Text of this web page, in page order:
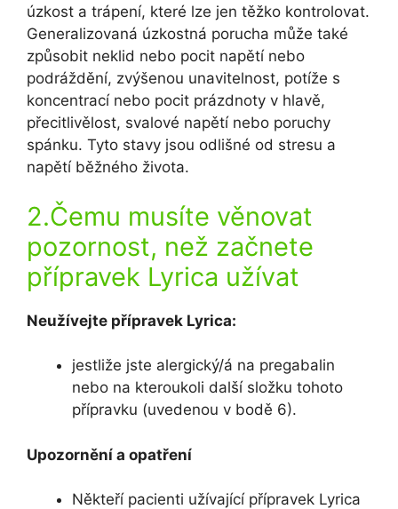
úzkost a trápení, které lze jen těžko kontrolovat.
Generalizovaná úzkostná porucha může také
způsobit neklid nebo pocit napětí nebo
podráždění, zvýšenou unavitelnost, potíže s
koncentrací nebo pocit prázdnoty v hlavě,
přecitlivělost, svalové napětí nebo poruchy
spánku. Tyto stavy jsou odlišné od stresu a
napětí běžného života.
2.Čemu musíte věnovat
pozornost, než začnete
přípravek Lyrica užívat
Neužívejte přípravek Lyrica:
jestliže jste alergický/á na pregabalin
nebo na kteroukoli další složku tohoto
přípravku (uvedenou v bodě 6).
Upozornění a opatření
Někteří pacienti užívající přípravek Lyrica